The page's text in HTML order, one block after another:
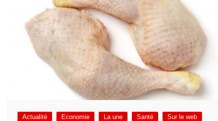
Actualité Economie La une Santé Sur le web